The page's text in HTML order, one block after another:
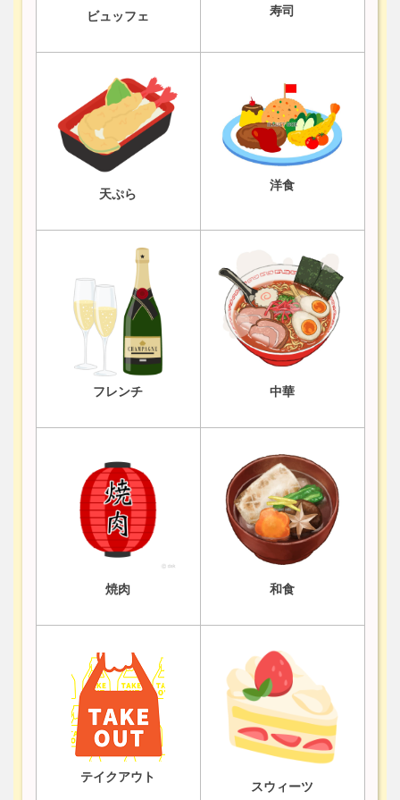
ビュッフェ 寿司
天ぷら
洋食
フレンチ 中華
焼肉 和食
テイクアウト
スウィーツ